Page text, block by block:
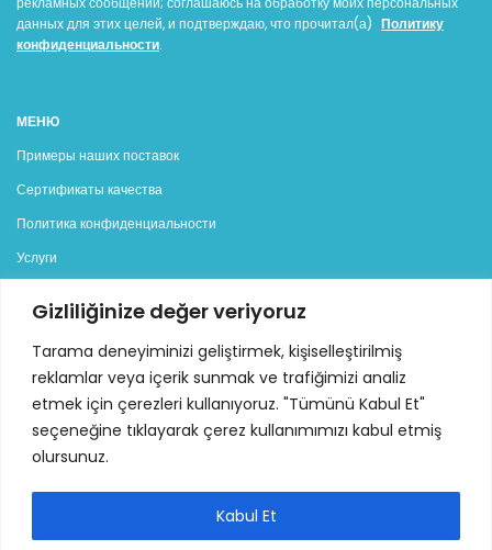
Gizliliğinize değer veriyoruz
Tarama deneyiminizi geliştirmek, kişiselleştirilmiş
reklamlar veya içerik sunmak ve trafiğimizi analiz
etmek için çerezleri kullanıyoruz. "Tümünü Kabul Et"
seçeneğine tıklayarak çerez kullanımımızı kabul etmiş
olursunuz.
Kabul Et
данных для этих целей, и подтверждаю, что прочитал(а) Политику
конфиденциальности.
МЕНЮ
Примеры наших поставок
Сертификаты качества
Политика конфиденциальности
Услуги
КАТЕГОРИИ
Генераторы
Дизельные генераторы